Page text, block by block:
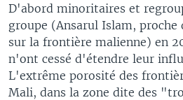
D'abord minoritaires et
groupe (Ansarul Islam,
sur la frontière malienne) en
n'ont cessé d'étendre leur
L'extrême porosité des
Mali, dans la zone dite des